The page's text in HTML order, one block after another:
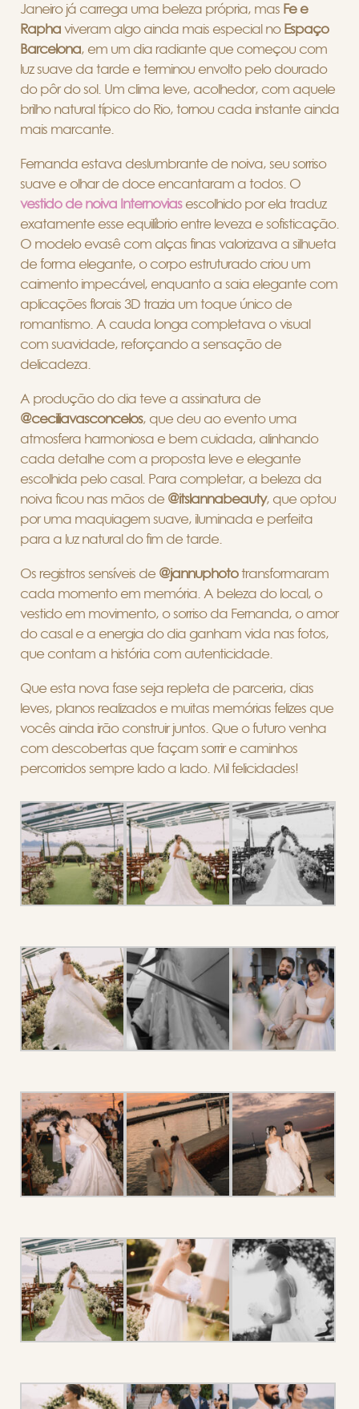
Janeiro já carrega uma beleza própria, mas Fe e
Rapha viveram algo ainda mais especial no Espaço
Barcelona, em um dia radiante que começou com
luz suave da tarde e terminou envolto pelo dourado
do pôr do sol. Um clima leve, acolhedor, com aquele
brilho natural típico do Rio, tornou cada instante ainda
mais marcante.
Fernanda estava deslumbrante de noiva, seu sorriso
suave e olhar de doce encantaram a todos. O
vestido de noiva Internoviasescolhido por ela traduz
exatamente esse equilíbrio entre leveza e sofisticação.
O modelo evasê com alças finas valorizava a silhueta
de forma elegante, o corpo estruturado criou um
caimento impecável, enquanto a saia elegante com
aplicações florais 3D trazia um toque único de
romantismo. A cauda longa completava o visual
com suavidade, reforçando a sensação de
delicadeza.
A produção do dia teve a assinatura de
@ceciliavasconcelos, que deu ao evento uma
atmosfera harmoniosa e bem cuidada, alinhando
cada detalhe com a proposta leve e elegante
escolhida pelo casal. Para completar, a beleza da
noiva ficou nas mãos de @itslannabeauty, que optou
por uma maquiagem suave, iluminada e perfeita
para a luz natural do fim de tarde.
Os registros sensíveis de @jannuphototransformaram
cada momento em memória. A beleza do local, o
vestido em movimento, o sorriso da Fernanda, o amor
do casal e a energia do dia ganham vida nas fotos,
que contam a história com autenticidade.
Que esta nova fase seja repleta de parceria, dias
leves, planos realizados e muitas memórias felizes que
vocês ainda irão construir juntos. Que o futuro venha
com descobertas que façam sorrir e caminhos
percorridos sempre lado a lado. Mil felicidades!